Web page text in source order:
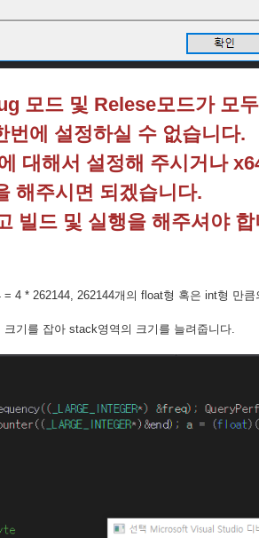
모드 및 Relese모드가 모
에 설정하실 수 없습니다.
대해서 설정해 주시거나
해주시면 되겠습니다.
빌드 및 실행을 해주셔야 합
4 * 262144, 262144개의 float형 혹은 int형 만
기를 잡아 stack영역의 크기를 늘려줍니다.